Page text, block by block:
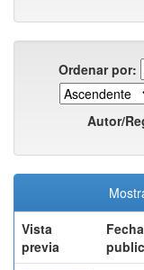
Ordenar por:
Autor/
Vista
previa